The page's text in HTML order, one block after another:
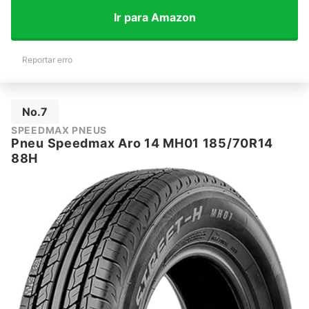
Ir para Amazon
Reportar erro
No.7
SPEEDMAX PNEUS
Pneu Speedmax Aro 14 MH01 185/70R14
88H